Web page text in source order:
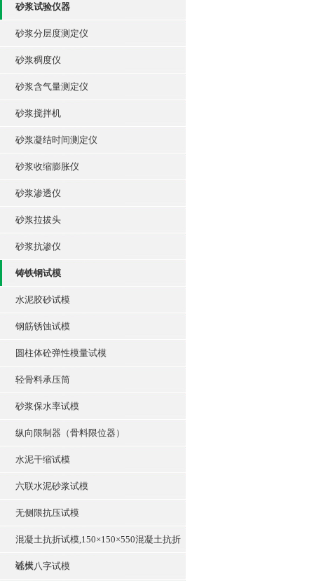
砂浆试验仪器
砂浆分层度测定仪
砂浆稠度仪
砂浆含气量测定仪
砂浆搅拌机
砂浆凝结时间测定仪
砂浆收缩膨胀仪
砂浆渗透仪
砂浆拉拔头
砂浆抗渗仪
铸铁钢试模
水泥胶砂试模
钢筋锈蚀试模
圆柱体砼弹性模量试模
轻骨料承压筒
砂浆保水率试模
纵向限制器（骨料限位器）
水泥干缩试模
六联水泥砂浆试模
无侧限抗压试模
混凝土抗折试模,150×150×550混凝土抗折
试模
砼大八字试模